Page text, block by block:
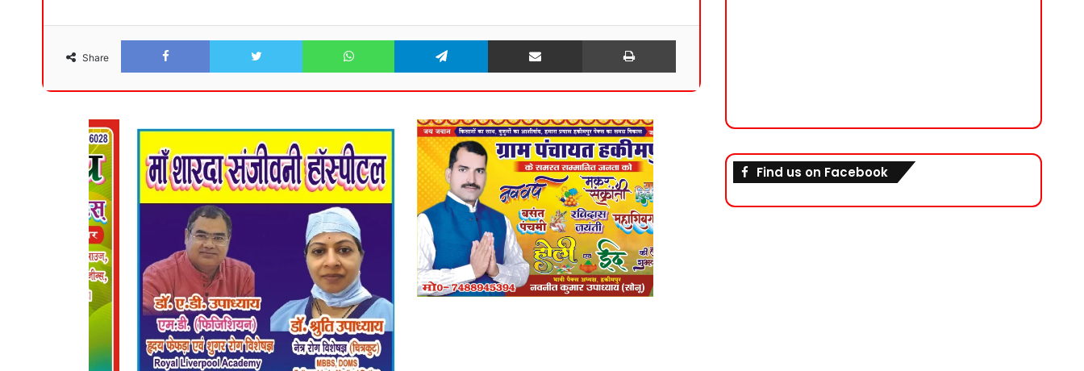
Share
Facebook Twitter WhatsApp Telegram Share via Email Print
Find us on Facebook